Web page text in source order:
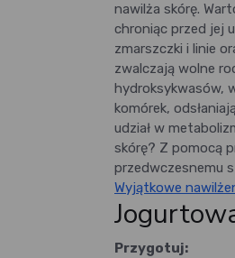
nawilża skórę.
chroniąc przed jej
zmarszczki i linie
zwalczają wolne
hydroksykwasów,
komórek,
udział w
skórę? Z pomocą
przedwczesnemu
Wyjątkowe
Przygotuj: